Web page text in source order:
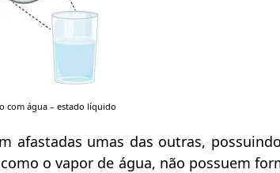
com água – estado líquido
afastadas umas das outras,
o vapor de água, não possuem